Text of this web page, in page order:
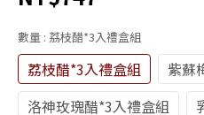
數量 : 荔枝醋*3入禮盒組
荔枝醋*3入禮盒組
紫蘇
洛神玫瑰醋*3入禮盒組